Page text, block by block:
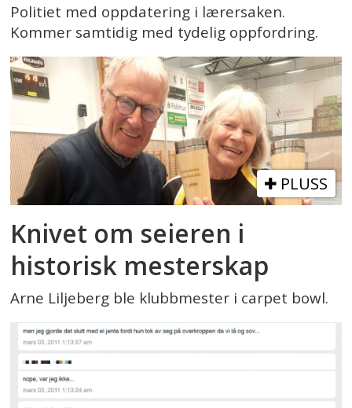
Politiet med oppdatering i lærersaken.
Kommer samtidig med tydelig oppfordring.
PLUSS
Knivet om seieren i
historisk mesterskap
Arne Liljeberg ble klubbmester i carpet bowl.